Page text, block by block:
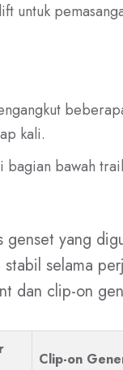
untuk
kali.
bagian bawah
yang
selama
dan clip-on
Clip-on